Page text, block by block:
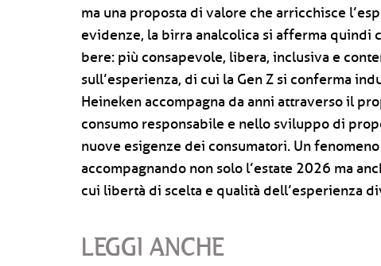
ma una proposta di valore che arricchisce
evidenze, la birra analcolica si afferma quindi
bere: più consapevole, libera, inclusiva e
sull’esperienza, di cui la Gen Z si conferma
Heineken accompagna da anni attraverso il
consumo responsabile e nello sviluppo di
nuove esigenze dei consumatori. Un
accompagnando non solo l’estate 2026 ma
cui libertà di scelta e qualità dell’esperienza
LEGGI ANCHE